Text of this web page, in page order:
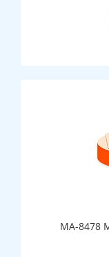
МА-8478